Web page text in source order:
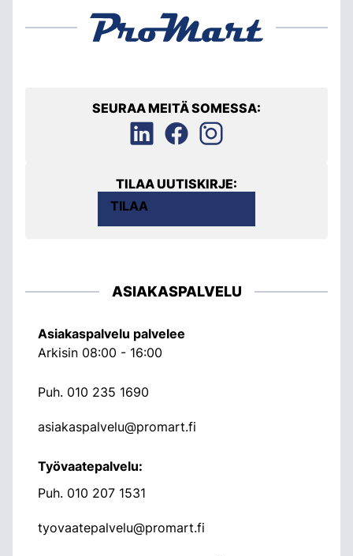
SEURAA MEITÄ SOMESSA:
TILAA UUTISKIRJE:
TILAA
ASIAKASPALVELU
Asiakaspalvelu palvelee
Arkisin 08:00 - 16:00
Puh. 010 235 1690
asiakaspalvelu@promart.fi
Työvaatepalvelu:
Puh. 010 207 1531
tyovaatepalvelu@promart.fi